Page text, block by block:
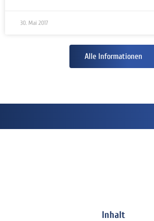
30. Mai 2017
Alle Informationen
Inhalt